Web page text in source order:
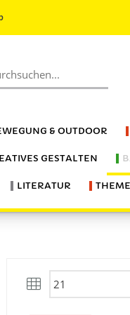
& OUTDOOR
GESTALTEN
LITERATUR